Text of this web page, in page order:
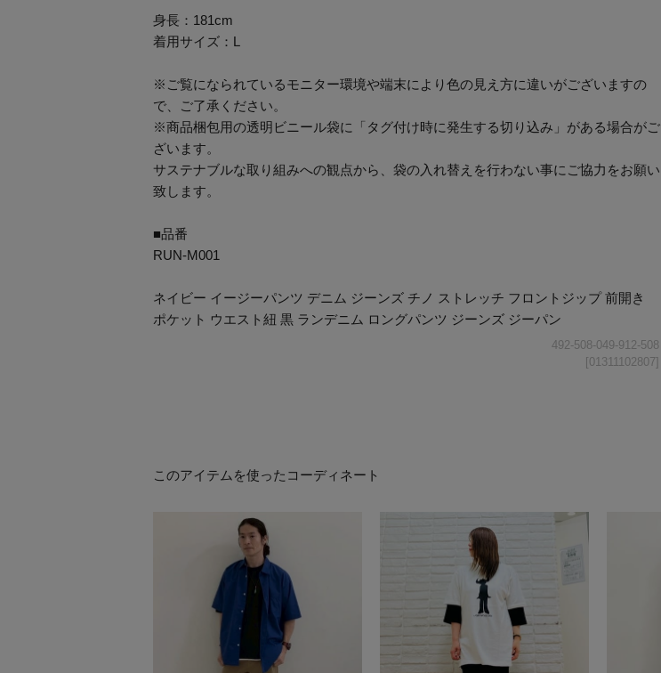
身長：181cm
着用サイズ：L
※ご覧になられているモニター環境や端末により色の見え方に違いがございますの
で、ご了承ください。
※商品梱包用の透明ビニール袋に「タグ付け時に発生する切り込み」がある場合がご
ざいます。
サステナブルな取り組みへの観点から、袋の入れ替えを行わない事にご協力をお願い
致します。
■品番
RUN-M001
ネイビー イージーパンツ デニム ジーンズ チノ ストレッチ フロントジップ 前開き
ポケット ウエスト紐 黒 ランデニム ロングパンツ ジーンズ ジーパン
492-508-049-912-508
[01311102807]
このアイテムを使ったコーディネート